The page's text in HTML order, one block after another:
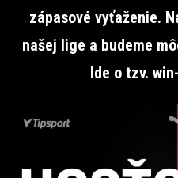
zápasové vyťaženie.
našej lige a budeme
Ide o tzv.